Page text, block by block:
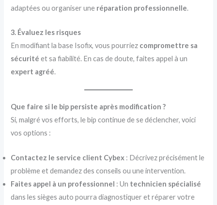
adaptées ou organiser une réparation professionnelle.
3. Évaluez les risques
En modifiant la base Isofix, vous pourriez compromettre sa
sécurité et sa fiabilité. En cas de doute, faites appel à un
expert agréé.
Que faire si le bip persiste après modification ?
Si, malgré vos efforts, le bip continue de se déclencher, voici
vos options :
Contactez le service client Cybex : Décrivez précisément le
problème et demandez des conseils ou une intervention.
Faites appel à un professionnel : Un technicien spécialisé
dans les sièges auto pourra diagnostiquer et réparer votre